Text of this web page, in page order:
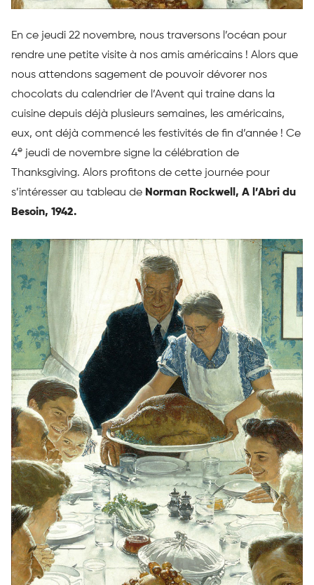
En ce jeudi 22 novembre, nous traversons l’océan pour
rendre une petite visite à nos amis américains ! Alors que
nous attendons sagement de pouvoir dévorer nos
chocolats du calendrier de l’Avent qui traine dans la
cuisine depuis déjà plusieurs semaines, les américains,
eux, ont déjà commencé les festivités de fin d’année ! Ce
4e jeudi de novembre signe la célébration de
Thanksgiving. Alors profitons de cette journée pour
s’intéresser au tableau de Norman Rockwell, A l’Abri du
Besoin, 1942.